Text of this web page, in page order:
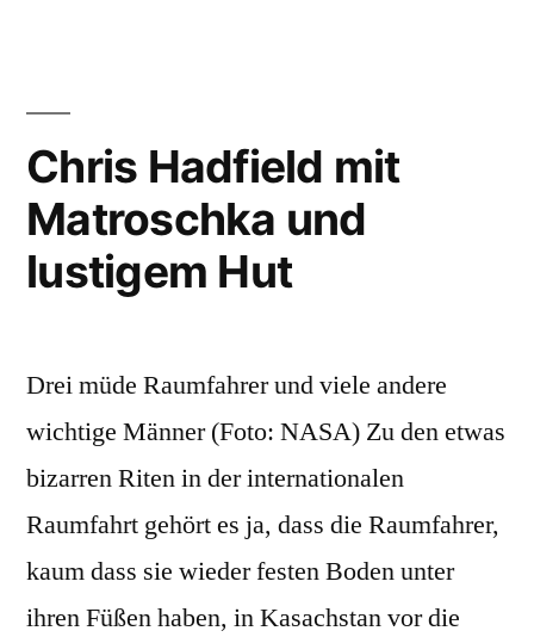
für
Aliens“
Golden
Record:
Musik
für
Chris Hadfield mit
Matroschka und
lustigem Hut
Drei müde Raumfahrer und viele andere
wichtige Männer (Foto: NASA) Zu den etwas
bizarren Riten in der internationalen
Raumfahrt gehört es ja, dass die Raumfahrer,
kaum dass sie wieder festen Boden unter
ihren Füßen haben, in Kasachstan vor die